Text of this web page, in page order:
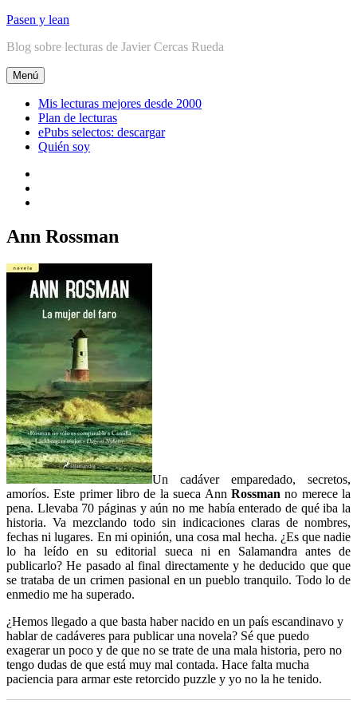
Ir
contenido
Pasen y lean
Blog sobre lecturas de Javier Cercas Rueda
Menú
Mis lecturas mejores desde 2000
Plan de lecturas
ePubs selectos: descargar
Quién soy
Ann Rossman
Un cadáver emparedado, secretos,
amoríos. Este primer libro de la sueca Ann Rossman no merece la
pena. Llevaba 70 páginas y aún no me había enterado de qué iba la
historia. Va mezclando todo sin indicaciones claras de nombres,
fechas ni lugares. En mi opinión, una cosa mal hecha. ¿Es que nadie
lo ha leído en su editorial sueca ni en Salamandra antes de
publicarlo? He pasado al final directamente y he deducido que que
se trataba de un crimen pasional en un pueblo tranquilo. Todo lo de
enmedio me ha superado.
¿Hemos llegado a que basta haber nacido en un país escandinavo y
hablar de cadáveres para publicar una novela? Sé que puedo
exagerar un poco y de que no se trate de una mala historia, pero no
tengo dudas de que está muy mal contada. Hace falta mucha
paciencia para armar este retorcido puzzle y yo no la he tenido.